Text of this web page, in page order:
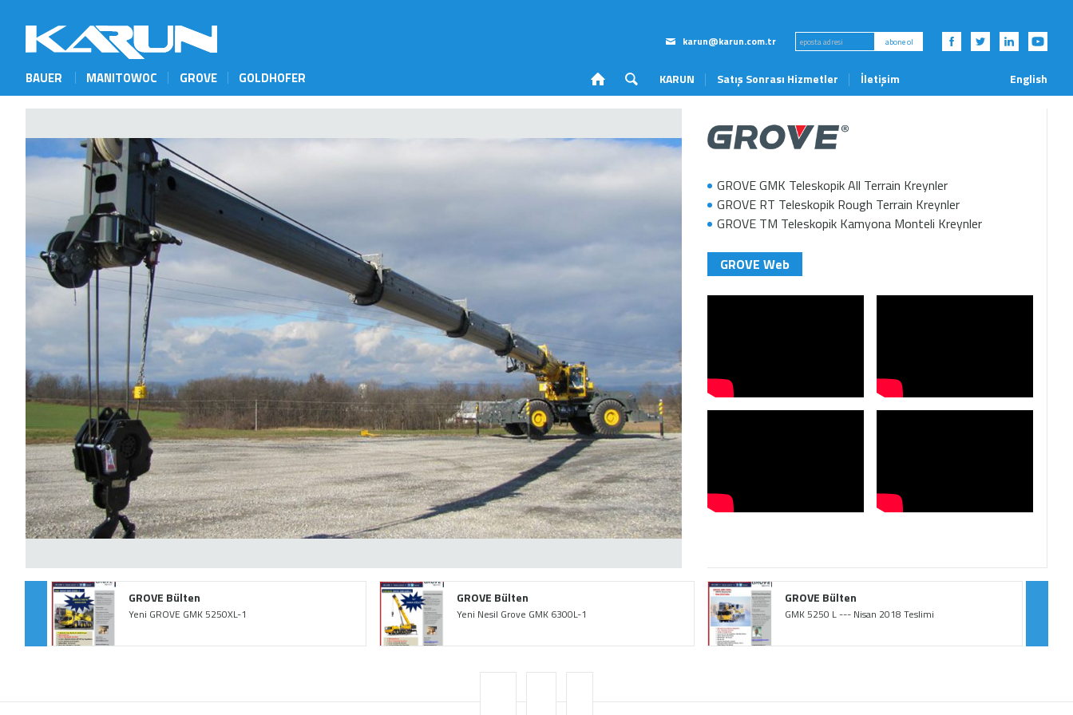
karun@karun.com.tr abone ol
KARUN
Kurum
Satış Sonrası Hizmetler İletişim English
BAUER MANITOWOC GROVE GOLDHOFER
GROVE GMK Teleskopik All Terrain Kreynler
GROVE RT Teleskopik Rough Terrain Kreynler
GROVE TM Teleskopik Kamyona Monteli Kreynler
GROVE Web
GROVE Bülten
Yeni GROVE GMK 5250XL-1
GROVE Bülten
Yeni Nesil Grove GMK 6300L-1
GROVE Bülten
GMK 5250 L --- Nisan 2018 Teslimi